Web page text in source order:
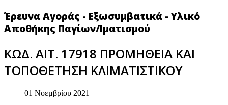
Έρευνα Αγοράς - Εξωσυμβατικά - Υλικό
Αποθήκης Παγίων/Ιματισμού
ΚΩΔ. ΑΙΤ. 17918 ΠΡΟΜΗΘΕΙΑ ΚΑΙ
ΤΟΠΟΘΕΤΗΣΗ ΚΛΙΜΑΤΙΣΤΙΚΟΥ
01 Νοεμβρίου 2021